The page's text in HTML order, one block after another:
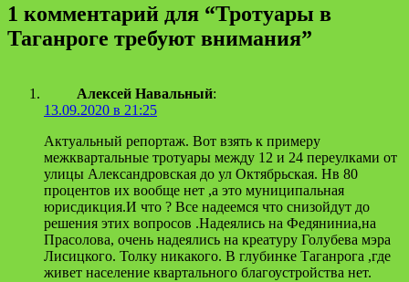
1 комментарий для “Тротуары в
Таганроге требуют внимания”
Алексей Навальный:
13.09.2020 в 21:25
Актуальный репортаж. Вот взять к примеру
межквартальные тротуары между 12 и 24 переулками от
улицы Александровская до ул Октябрьская. Нв 80
процентов их вообще нет ,а это муниципальная
юрисдикция.И что ? Все надеемся что снизойдут до
решения этих вопросов .Надеялись на Федяниниа,на
Прасолова, очень надеялись на креатуру Голубева мэра
Лисицкого. Толку никакого. В глубинке Таганрога ,где
живет население квартального благоустройства нет.